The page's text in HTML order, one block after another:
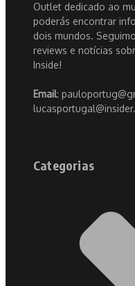
Outlet dedicado ao
poderás encontrar
dois mundos.
reviews e notícias
Inside!
Email:
Categorias